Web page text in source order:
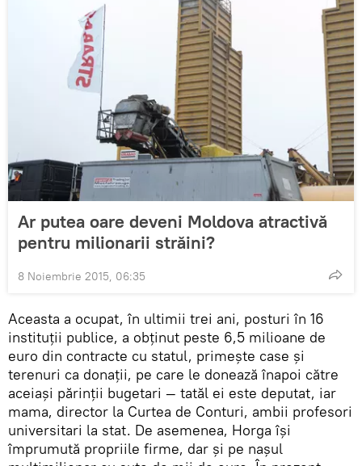
Ar putea oare deveni Moldova atractivă
pentru milionarii străini?
8 Noiembrie 2015, 06:35
Aceasta a ocupat, în ultimii trei ani, posturi în 16
instituţii publice, a obținut peste 6,5 milioane de
euro din contracte cu statul, primeşte case şi
terenuri ca donaţii, pe care le donează înapoi către
aceiaşi părinţii bugetari — tatăl ei este deputat, iar
mama, director la Curtea de Conturi, ambii profesori
universitari la stat. De asemenea, Horga îşi
împrumută propriile firme, dar şi pe naşul